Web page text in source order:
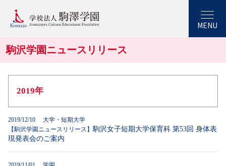
MENU
駒沢学園ニュースリリース
2019年
2019/12/10 大学・短期大学
【駒沢学園ニュースリリース】駒沢女子短期大学保育科 第53回 身体表
現発表会のご案内